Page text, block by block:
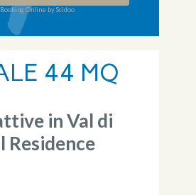
Booking Online by Scidoo
44 MQ
in Val di
Residence